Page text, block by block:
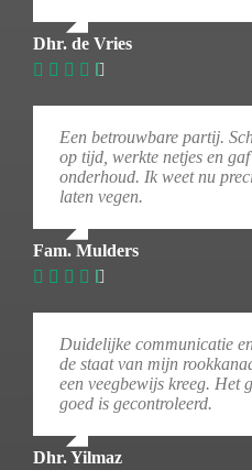
Dhr. de Vries
Een betrouwbare partij.
op tijd, werkte netjes en
onderhoud. Ik weet nu
laten vegen.
Fam. Mulders
Duidelijke communicatie
de staat van mijn
een veegbewijs kreeg. Het
goed is gecontroleerd.
Dhr. Yilmaz